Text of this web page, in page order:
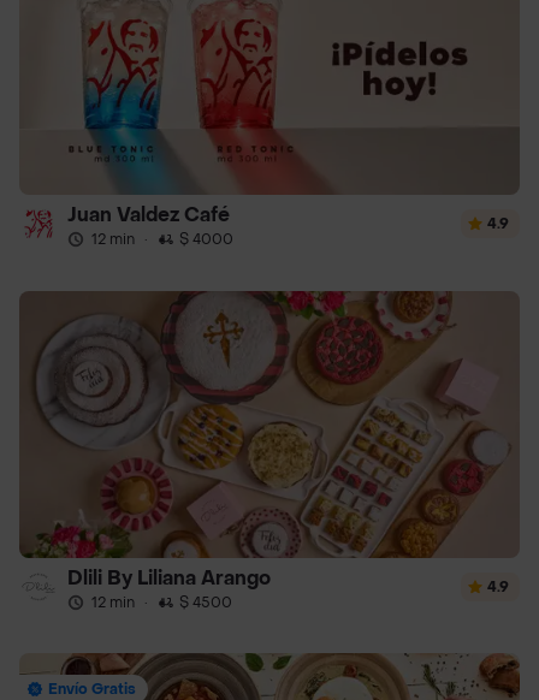
Juan Valdez Café
12 min · $ 4000
4.9
Dlili By Liliana Arango
12 min · $ 4500
4.9
Envío Gratis